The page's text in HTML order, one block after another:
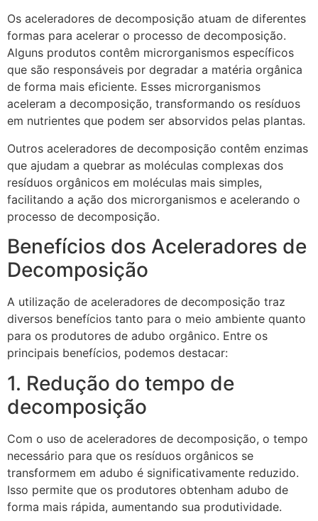
Os aceleradores de decomposição atuam de diferentes
formas para acelerar o processo de decomposição.
Alguns produtos contêm microrganismos específicos
que são responsáveis por degradar a matéria orgânica
de forma mais eficiente. Esses microrganismos
aceleram a decomposição, transformando os resíduos
em nutrientes que podem ser absorvidos pelas plantas.
Outros aceleradores de decomposição contêm enzimas
que ajudam a quebrar as moléculas complexas dos
resíduos orgânicos em moléculas mais simples,
facilitando a ação dos microrganismos e acelerando o
processo de decomposição.
Benefícios dos Aceleradores de
Decomposição
A utilização de aceleradores de decomposição traz
diversos benefícios tanto para o meio ambiente quanto
para os produtores de adubo orgânico. Entre os
principais benefícios, podemos destacar:
1. Redução do tempo de
decomposição
Com o uso de aceleradores de decomposição, o tempo
necessário para que os resíduos orgânicos se
transformem em adubo é significativamente reduzido.
Isso permite que os produtores obtenham adubo de
forma mais rápida, aumentando sua produtividade.